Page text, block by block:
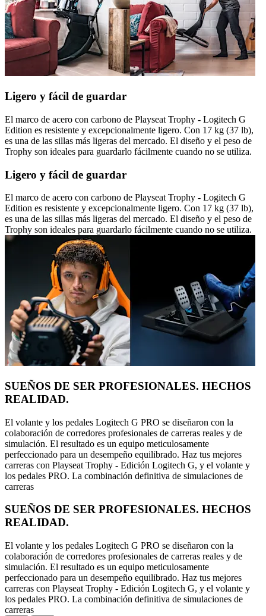
Ligero y fácil de guardar
El marco de acero con carbono de Playseat Trophy - Logitech G
Edition es resistente y excepcionalmente ligero. Con 17 kg (37 lb),
es una de las sillas más ligeras del mercado. El diseño y el peso de
Trophy son ideales para guardarlo fácilmente cuando no se utiliza.
Ligero y fácil de guardar
El marco de acero con carbono de Playseat Trophy - Logitech G
Edition es resistente y excepcionalmente ligero. Con 17 kg (37 lb),
es una de las sillas más ligeras del mercado. El diseño y el peso de
Trophy son ideales para guardarlo fácilmente cuando no se utiliza.
SUEÑOS DE SER PROFESIONALES. HECHOS
REALIDAD.
El volante y los pedales Logitech G PRO se diseñaron con la
colaboración de corredores profesionales de carreras reales y de
simulación. El resultado es un equipo meticulosamente
perfeccionado para un desempeño equilibrado. Haz tus mejores
carreras con Playseat Trophy - Edición Logitech G, y el volante y
los pedales PRO. La combinación definitiva de simulaciones de
carreras
SUEÑOS DE SER PROFESIONALES. HECHOS
REALIDAD.
El volante y los pedales Logitech G PRO se diseñaron con la
colaboración de corredores profesionales de carreras reales y de
simulación. El resultado es un equipo meticulosamente
perfeccionado para un desempeño equilibrado. Haz tus mejores
carreras con Playseat Trophy - Edición Logitech G, y el volante y
los pedales PRO. La combinación definitiva de simulaciones de
carreras